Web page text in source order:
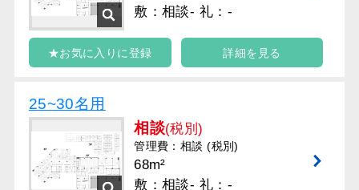
敷：相談- 礼：-
★お気に入りに登録 詳細を見る
25~30名用
相談(税別)
管理費：相談 (税別)
68m²
敷：相談- 礼：-